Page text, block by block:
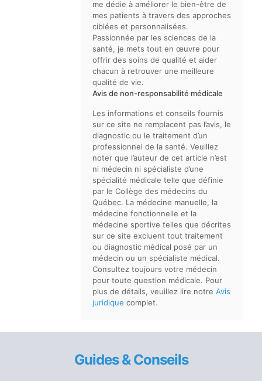
me dédie à améliorer le bien-être de
mes patients à travers des approches
ciblées et personnalisées.
Passionnée par les sciences de la
santé, je mets tout en œuvre pour
offrir des soins de qualité et aider
chacun à retrouver une meilleure
qualité de vie.
Avis de non-responsabilité médicale
Les informations et conseils fournis
sur ce site ne remplacent pas l’avis, le
diagnostic ou le traitement d’un
professionnel de la santé. Veuillez
noter que l’auteur de cet article n’est
ni médecin ni spécialiste d’une
spécialité médicale telle que définie
par le Collège des médecins du
Québec. La médecine manuelle, la
médecine fonctionnelle et la
médecine sportive telles que décrites
sur ce site excluent tout traitement
ou diagnostic médical posé par un
médecin ou un spécialiste médical.
Consultez toujours votre médecin
pour toute question médicale. Pour
plus de détails, veuillez lire notre Avis
juridique complet.
Guides & Conseils